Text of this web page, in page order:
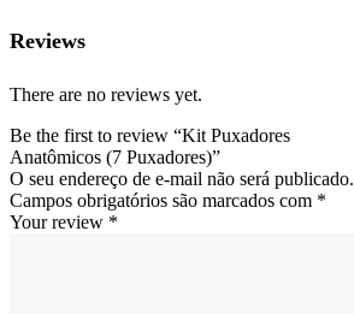
Reviews
There are no reviews yet.
Be the first to review “Kit Puxadores
Anatômicos (7 Puxadores)”
O seu endereço de e-mail não será publicado.
Campos obrigatórios são marcados com *
Your review *